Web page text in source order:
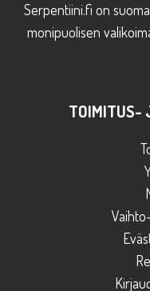
Serpentiini.fi on
monipuolisen
TOIMITUS-